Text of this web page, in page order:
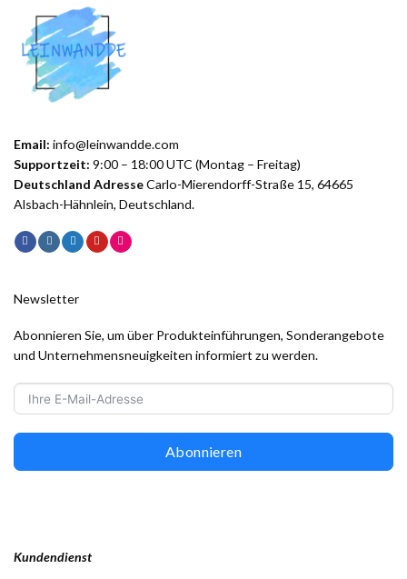
Email: info@leinwandde.com
Supportzeit: 9:00 – 18:00 UTC (Montag – Freitag)
Deutschland AdresseCarlo-Mierendorff-Straße 15, 64665
Alsbach-Hähnlein, Deutschland.
Kundendienst
Newsletter
Abonnieren Sie, um über Produkteinführungen, Sonderangebote
und Unternehmensneuigkeiten informiert zu werden.
Abonnieren